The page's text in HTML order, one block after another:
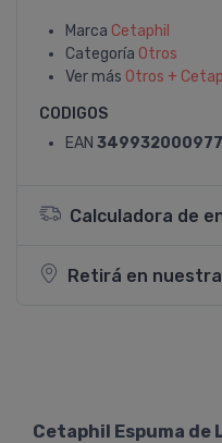
Marca Cetaphil
Categoría Otros
Ver más Otros +
CODIGOS
EAN
Calculadora de
Retirá en
Cetaphil Espuma de